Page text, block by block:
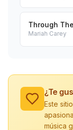
Through
Mariah Carey
¿Te
Este
música